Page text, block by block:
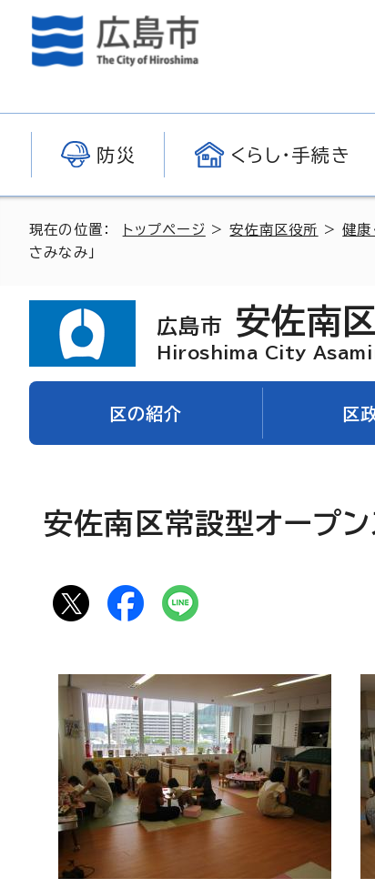
防災 くらし・手続き
現在の位置： トップページ >安佐南区役所 >健康
さみなみ」
広島市 安佐南区
Hiroshima City
区の紹介 区
安佐南区常設型オープン